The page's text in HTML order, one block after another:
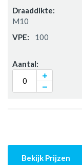
M10
100
Bekijk Prijzen